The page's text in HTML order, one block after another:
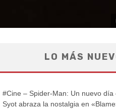
LO MÁS
#Cine – Spider-Man: Un nuevo día
Syot abraza la nostalgia en